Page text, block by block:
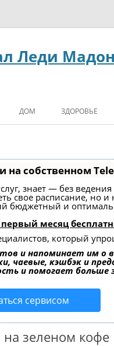
Леди
ДОМ ЗДОРОВЬЕ
на собственном
знает — без
свое расписание, но
бюджетный и
первый месяц
который
и напоминает им о
чаевые, кэшбэк и
и помогает
сервисом
зеленом кофе